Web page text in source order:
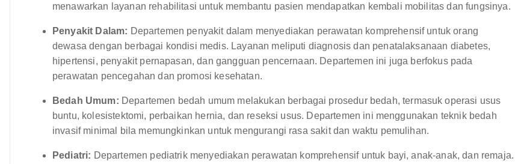
menawarkan layanan rehabilitasi untuk membantu pasien mendapatkan kembali mobilitas dan fungsinya.
Penyakit Dalam: Departemen penyakit dalam menyediakan perawatan komprehensif untuk orang
dewasa dengan berbagai kondisi medis. Layanan meliputi diagnosis dan penatalaksanaan diabetes,
hipertensi, penyakit pernapasan, dan gangguan pencernaan. Departemen ini juga berfokus pada
perawatan pencegahan dan promosi kesehatan.
Bedah Umum: Departemen bedah umum melakukan berbagai prosedur bedah, termasuk operasi usus
buntu, kolesistektomi, perbaikan hernia, dan reseksi usus. Departemen ini menggunakan teknik bedah
invasif minimal bila memungkinkan untuk mengurangi rasa sakit dan waktu pemulihan.
Pediatri: Departemen pediatrik menyediakan perawatan komprehensif untuk bayi, anak-anak, dan remaja.